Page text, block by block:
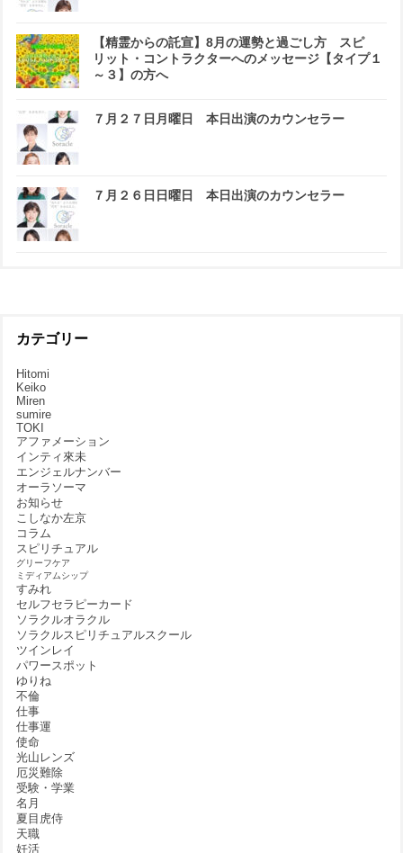
【精霊からの託宣】8月の運勢と過ごし方 スピ
リット・コントラクターへのメッセージ【タイプ１
～３】の方へ
７月２７日月曜日 本日出演のカウンセラー
７月２６日日曜日 本日出演のカウンセラー
カテゴリー
Hitomi
Keiko
Miren
sumire
TOKI
アファメーション
インティ來未
エンジェルナンバー
オーラソーマ
お知らせ
こしなか左京
コラム
スピリチュアル
グリーフケア
ミディアムシップ
すみれ
セルフセラピーカード
ソラクルオラクル
ソラクルスピリチュアルスクール
ツインレイ
パワースポット
ゆりね
不倫
仕事
仕事運
使命
光山レンズ
厄災難除
受験・学業
名月
夏目虎侍
天職
妊活